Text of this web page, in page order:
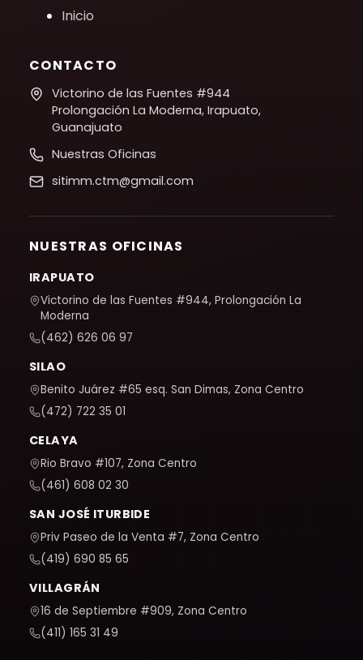
Inicio
CONTACTO
Victorino de las Fuentes #944
Prolongación La Moderna, Irapuato,
Guanajuato
Nuestras Oficinas
sitimm.ctm@gmail.com
NUESTRAS OFICINAS
IRAPUATO
Victorino de las Fuentes #944, Prolongación La
Moderna
(462) 626 06 97
SILAO
Benito Juárez #65 esq. San Dimas, Zona Centro
(472) 722 35 01
CELAYA
Rio Bravo #107, Zona Centro
(461) 608 02 30
SAN JOSÉ ITURBIDE
Priv Paseo de la Venta #7, Zona Centro
(419) 690 85 65
VILLAGRÁN
16 de Septiembre #909, Zona Centro
(411) 165 31 49